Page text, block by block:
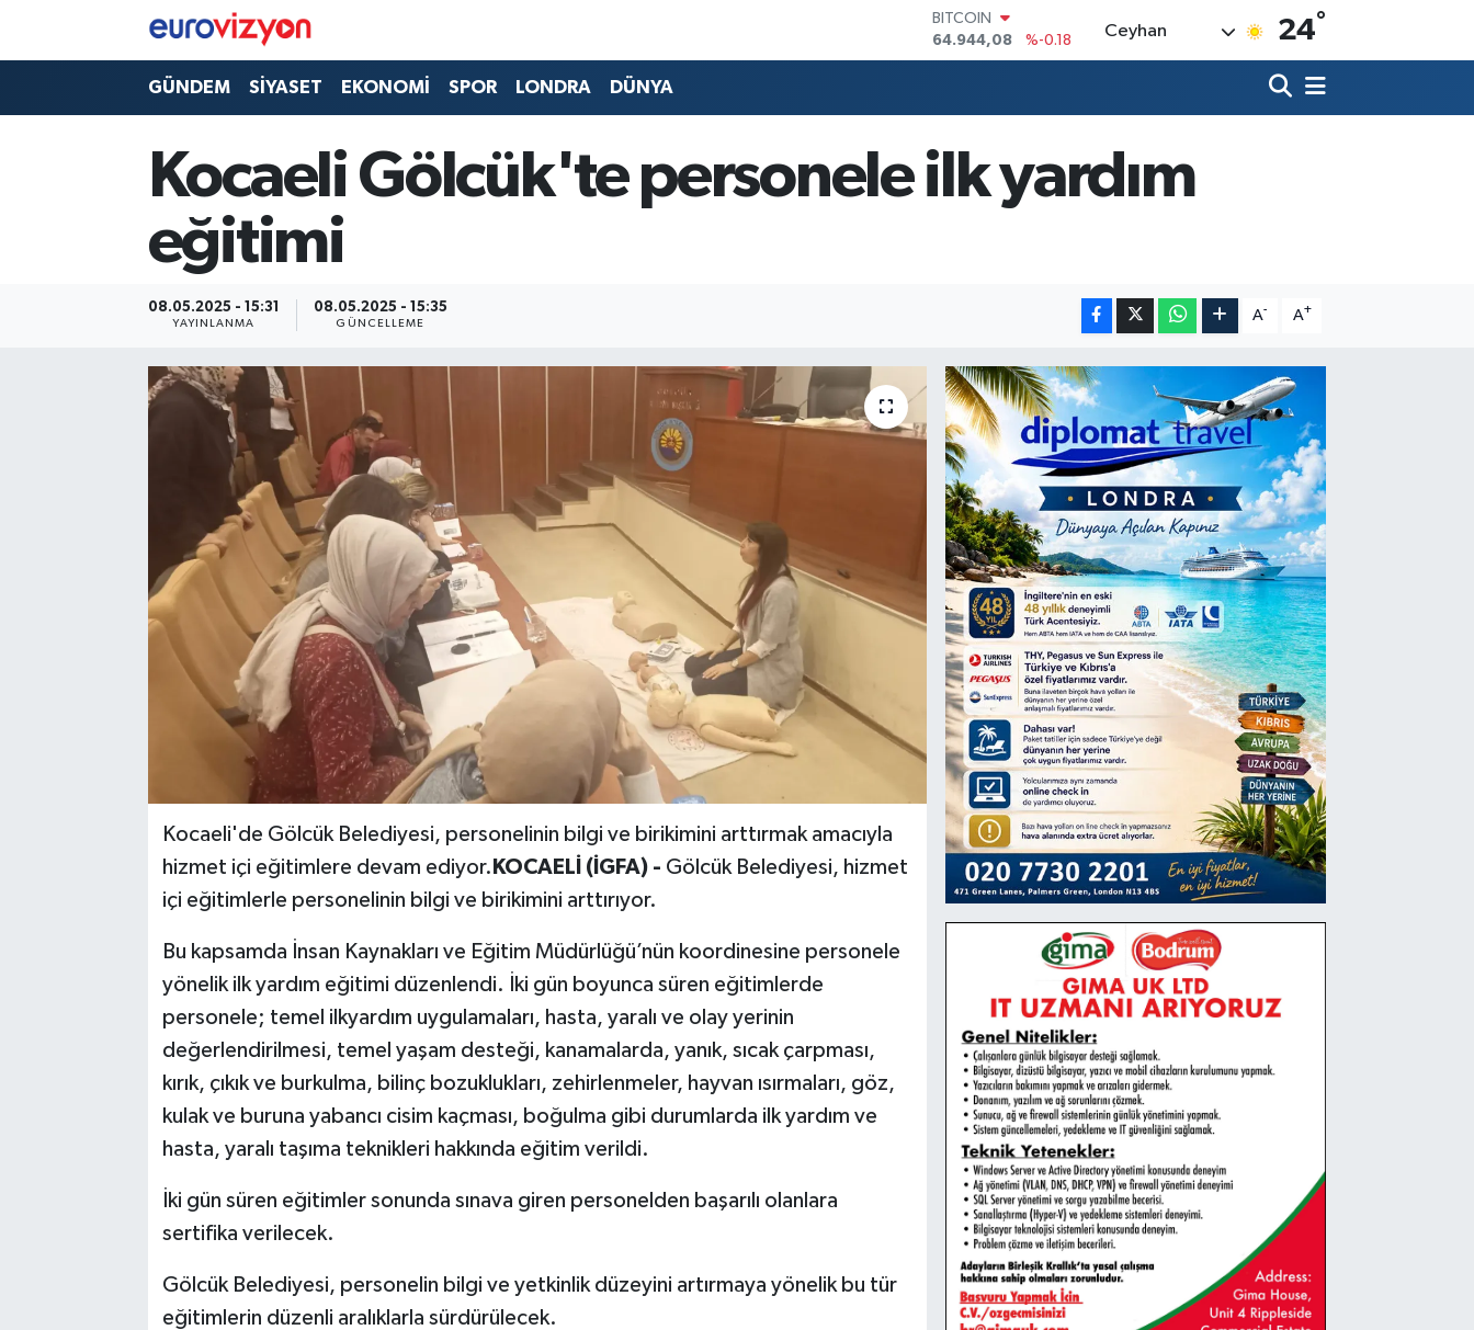
DOLAR
47,7436
%0.18
EURO
GRAM ALTIN
6660.55
%0.03
BİST100
Ceyhan 24°
GÜNDEM SİYASET EKONOMİ SPOR LONDRA DÜNYA
Kocaeli Gölcük'te personele ilk yardım
eğitimi
08.05.2025 - 15:31
YAYINLANMA
08.05.2025 - 15:35
GÜNCELLEME
A- A+
Kocaeli'de Gölcük Belediyesi, personelinin bilgi ve birikimini arttırmak amacıyla
hizmet içi eğitimlere devam ediyor. KOCAELİ (İGFA) - Gölcük Belediyesi, hizmet
içi eğitimlerle personelinin bilgi ve birikimini arttırıyor.
Bu kapsamda İnsan Kaynakları ve Eğitim Müdürlüğü’nün koordinesine personele
yönelik ilk yardım eğitimi düzenlendi. İki gün boyunca süren eğitimlerde
personele; temel ilkyardım uygulamaları, hasta, yaralı ve olay yerinin
değerlendirilmesi, temel yaşam desteği, kanamalarda, yanık, sıcak çarpması,
kırık, çıkık ve burkulma, bilinç bozuklukları, zehirlenmeler, hayvan ısırmaları, göz,
kulak ve buruna yabancı cisim kaçması, boğulma gibi durumlarda ilk yardım ve
hasta, yaralı taşıma teknikleri hakkında eğitim verildi.
İki gün süren eğitimler sonunda sınava giren personelden başarılı olanlara
sertifika verilecek.
Gölcük Belediyesi, personelin bilgi ve yetkinlik düzeyini artırmaya yönelik bu tür
eğitimlerin düzenli aralıklarla sürdürülecek.